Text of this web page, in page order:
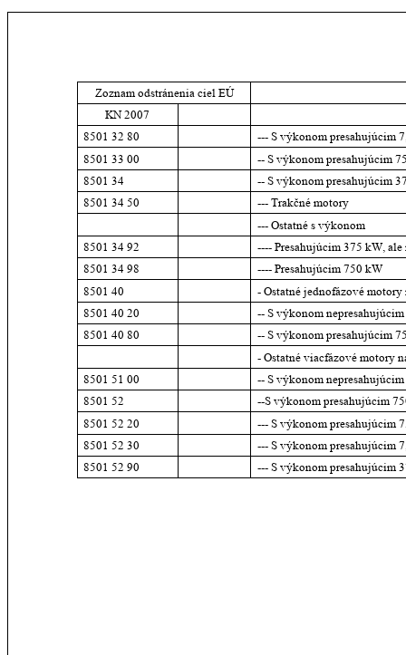
Zoznam odstránenia ciel EÚ
KN 2007
8501 32 80
--- S výkonom presahujúcim
8501 33 00
-- S výkonom presahujúcim
8501 34
-- S výkonom presahujúcim
8501 34 50
--- Trakčné motory
--- Ostatné s výkonom
8501 34 92
---- Presahujúcim 375 kW,
8501 34 98
---- Presahujúcim 750 kW
8501 40
- Ostatné jednofázové
8501 40 20
-- S výkonom
8501 40 80
-- S výkonom presahujúcim
- Ostatné viacfázové motory
8501 51 00
-- S výkonom
8501 52
--S výkonom presahujúcim
8501 52 20
--- S výkonom presahujúcim
8501 52 30
--- S výkonom presahujúcim
8501 52 90
--- S výkonom presahujúcim